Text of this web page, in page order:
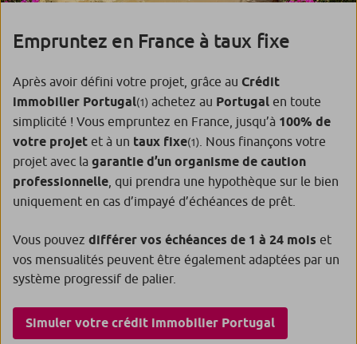
Empruntez en France à taux fixe
Après avoir défini votre projet, grâce au Crédit
immobilier Portugal(1) achetez au Portugal en toute
simplicité ! Vous empruntez en France, jusqu’à 100% de
votre projet et à un taux fixe(1) . Nous finançons votre
projet avec la garantie d’un organisme de caution
professionnelle , qui prendra une hypothèque sur le bien
uniquement en cas d’impayé d’échéances de prêt.
Vous pouvez différer vos échéances de 1 à 24 mois et
vos mensualités peuvent être également adaptées par un
système progressif de palier.
Simuler votre crédit immobilier Portugal